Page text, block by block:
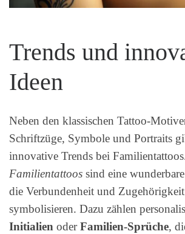
Trends und
Ideen
Neben den klassischen Tattoo-
Schriftzüge, Symbole und Portraits
innovative Trends bei
Familientattoos sind eine
die Verbundenheit und
symbolisieren. Dazu zählen
Initialien oderFamilien-Sprüche,